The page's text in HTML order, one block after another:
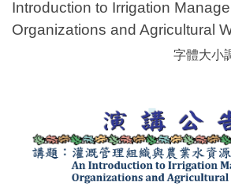
Introduction to Irrigation
Organizations and Agricultural
字體大小